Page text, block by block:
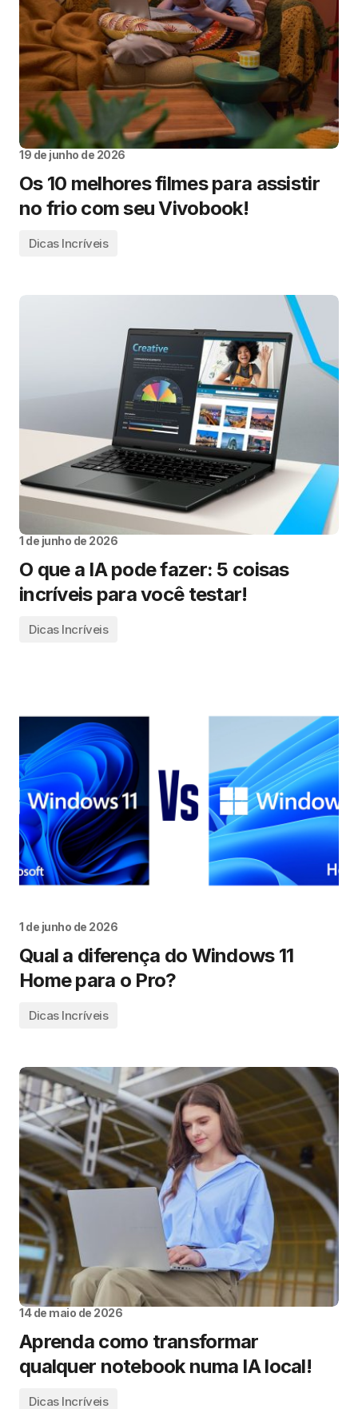
19 de junho de 2026
Os 10 melhores filmes para assistir
no frio com seu Vivobook!
Dicas Incríveis
1 de junho de 2026
O que a IA pode fazer: 5 coisas
incríveis para você testar!
Dicas Incríveis
1 de junho de 2026
Qual a diferença do Windows 11
Home para o Pro?
Dicas Incríveis
14 de maio de 2026
Aprenda como transformar
qualquer notebook numa IA local!
Dicas Incríveis